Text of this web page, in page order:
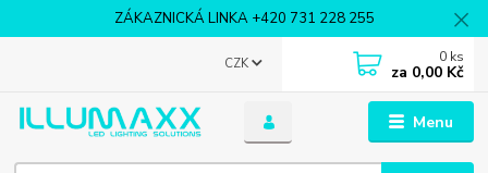
ZÁKAZNICKÁ LINKA +420 731 228 255
Menu
CZK 0 ks
za 0,00 Kč